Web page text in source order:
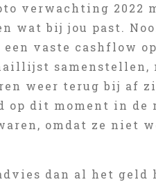
verwachting 2022
wat bij jou past.
vaste cashflow
samenstellen,
weer terug bij af
op dit moment in de
omdat ze niet
dan al het geld